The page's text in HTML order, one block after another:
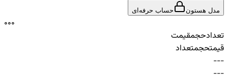
مدل هستون حساب حرفه‌ای
000
تعدادحجمقیمت
قیمتحجمتعداد
-
-
-
-
-
-